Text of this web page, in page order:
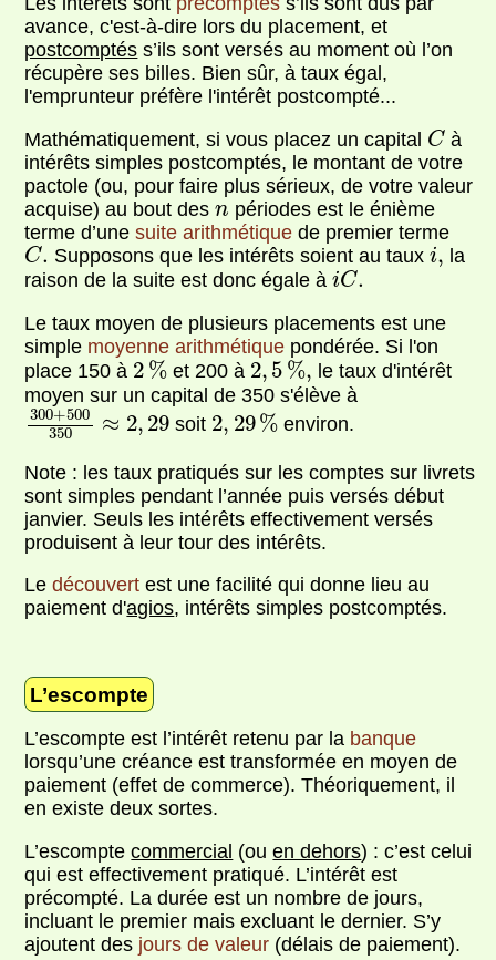
avance, c'est-à-dire lors du placement, et
postcomptés s’ils sont versés au moment où l’on
récupère ses billes. Bien sûr, à taux égal,
l'emprunteur préfère l'intérêt postcompté...
Mathématiquement, si vous placez un capital C
C à
intérêts simples postcomptés, le montant de votre
pactole (ou, pour faire plus sérieux, de votre valeur
acquise) au bout desn
n périodes est le énième
terme d’unesuite arithmétique de premier terme
C.
C. Supposons que les intérêts soient au tauxi,
i, la
raison de la suite est donc égale àiC.
iC.
Le taux moyen de plusieurs placements est une
simple moyenne arithmétique pondérée. Si l'on
place 150 à 2 %
2%et 200 à 2, 5 %,
2,5%, le taux d'intérêt
moyen sur un capital de 350 s'élève à
300+500
350
≈ 2, 29
300+500 350≈2,29
soit 2, 29%
2 29% environ.
Note : les taux pratiqués sur les comptes sur livrets
sont simples pendant l’année puis versés début
janvier. Seuls les intérêts effectivement versés
produisent à leur tour des intérêts.
Ledécouvertest une facilité qui donne lieu au
paiement d'agios, intérêts simples postcomptés.
L’escompte
L’escompte est l’intérêt retenu par la banque
lorsqu’une créance est transformée en moyen de
paiement (effet de commerce). Théoriquement, il
en existe deux sortes.
L’escomptecommercial (ouen dehors) : c’est celui
qui est effectivement pratiqué. L’intérêt est
précompté. La durée est un nombre de jours,
incluant le premier mais excluant le dernier. S’y
ajoutent des jours de valeur (délais de paiement).